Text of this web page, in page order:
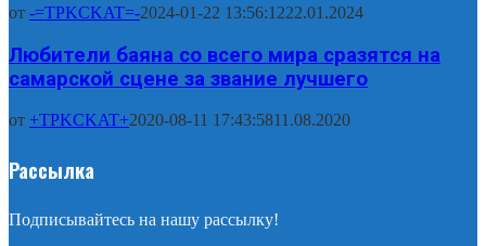
от -=TPKCKAT=-2024-01-22 13:56:1222.01.2024
Любители баяна со всего мира сразятся на
самарской сцене за звание лучшего
от +TPKCKAT+2020-08-11 17:43:5811.08.2020
Рассылка
Подписывайтесь на нашу рассылку!